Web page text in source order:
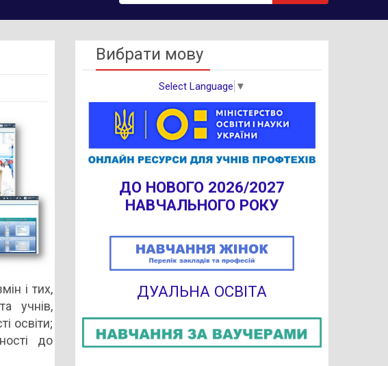
і тих,
учнів,
освіти;
до
Вибрати мову
Select Language ▼
ДО НОВОГО 2026/2027
НАВЧАЛЬНОГО РОКУ
ДУАЛЬНА ОСВІТА